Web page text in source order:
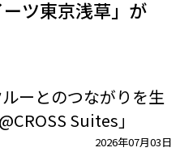
ツ東京浅草」が
ーとのつながりを生
Suites」
2026年07月03日